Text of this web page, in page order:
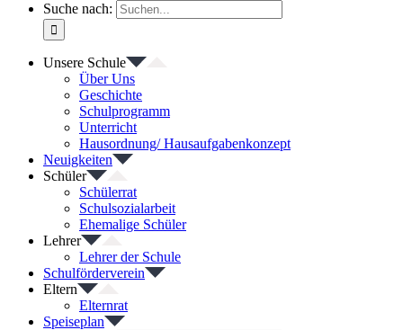
Suche nach:
Unsere Schule
Über Uns
Geschichte
Schulprogramm
Unterricht
Hausordnung/ Hausaufgabenkonzept
Neuigkeiten
Schüler
Schülerrat
Schulsozialarbeit
Ehemalige Schüler
Lehrer
Lehrer der Schule
Schulförderverein
Eltern
Elternrat
Speiseplan